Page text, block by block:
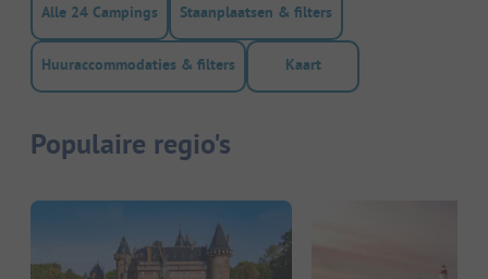
Alle 24 Campings Staanplaatsen & filters
Huuraccommodaties & filters Kaart
Populaire regio's